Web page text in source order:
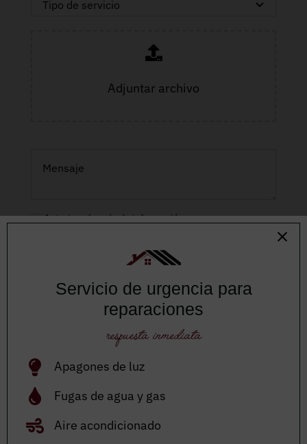
Adjuntar archivo
Autorizo el envío de información.
ENVIAR
Otros
trabajos realizados
Servicio de urgencia para
reparaciones
respuesta inmediata
Apagones de luz
Fugas de agua y gas
Aire acondicionado